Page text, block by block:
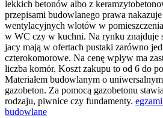
lekkich betonów albo z
przepisami budowlanego prawa
wentylacyjnych wlotów w
w WC czy w kuchni. Na rynku znajduje
jacy mają w ofertach pustaki zarówno
czterokomorowe. Na cenę wpływ ma
liczba komór. Koszt zakupu to od 6 do
Materiałem budowlanym o
gazobeton. Za pomocą gazobetonu
rodzaju, piwnice czy fundamenty.
budowlane